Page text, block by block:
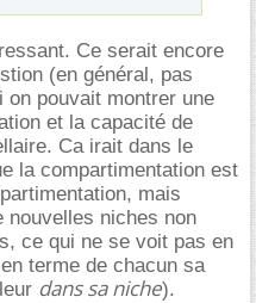
Ce serait encore
(en général, pas
pouvait montrer une
et la capacité de
Ca irait dans le
la compartimentation est
mais
nouvelles niches non
ce qui ne se voit pas en
terme de chacun sa
dans sa niche).